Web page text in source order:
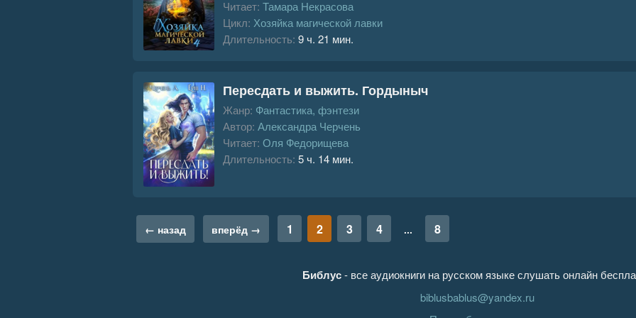
Читает: Тамара Некрасова
Цикл: Хозяйка магической лавки
Длительность: 9 ч. 21 мин.
Пересдать и выжить. Гордыныч
Жанр: Фантастика, фэнтези
Автор: Александра Черчень
Читает: Оля Федорищева
Длительность: 5 ч. 14 мин.
← назад вперёд → 1 2 3 4 ... 8
Библус- все аудиокниги на русском языке слушать онлайн
biblusbablus@yandex.ru